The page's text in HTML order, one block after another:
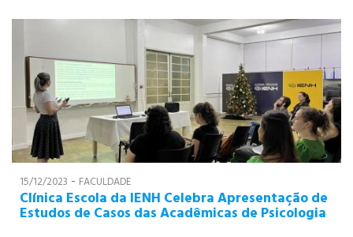
15/12/2023 - FACULDADE
Clínica Escola da IENH Celebra Apresentação de
Estudos de Casos das Acadêmicas de Psicologia